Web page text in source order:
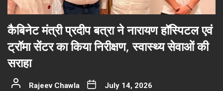
कैबिनेट मंत्री प्रदीप बत्रा ने नारायण हॉस्पिटल एवं
ट्रॉमा सेंटर का किया निरीक्षण, स्वास्थ्य सेवाओं की
सराहा
Rajeev Chawla July 14, 2026